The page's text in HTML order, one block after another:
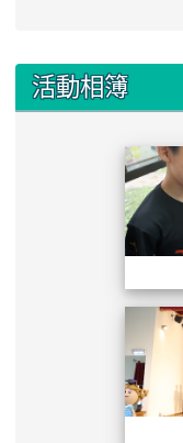
活動相簿